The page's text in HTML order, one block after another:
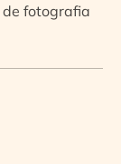
de fotografia